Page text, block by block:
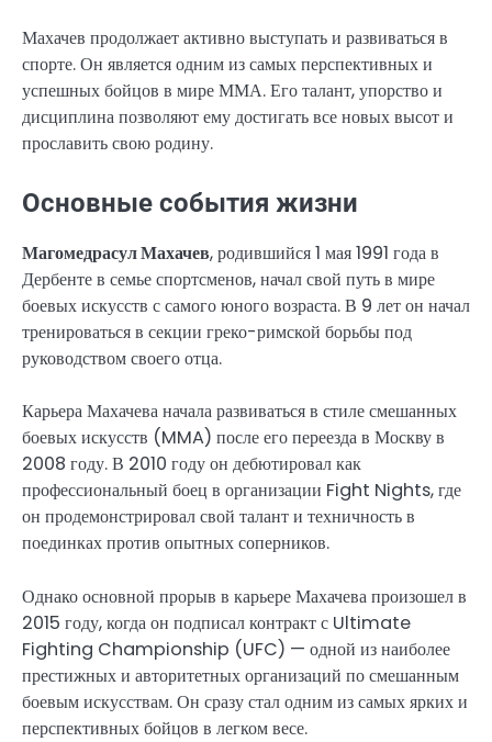
Махачев продолжает активно выступать и развиваться в
спорте. Он является одним из самых перспективных и
успешных бойцов в мире ММА. Его талант, упорство и
дисциплина позволяют ему достигать все новых высот и
прославить свою родину.
Основные события жизни
Магомедрасул Махачев, родившийся 1 мая 1991 года в
Дербенте в семье спортсменов, начал свой путь в мире
боевых искусств с самого юного возраста. В 9 лет он начал
тренироваться в секции греко-римской борьбы под
руководством своего отца.
Карьера Махачева начала развиваться в стиле смешанных
боевых искусств (MMA) после его переезда в Москву в
2008 году. В 2010 году он дебютировал как
профессиональный боец в организации Fight Nights, где
он продемонстрировал свой талант и техничность в
поединках против опытных соперников.
Однако основной прорыв в карьере Махачева произошел в
2015 году, когда он подписал контракт с Ultimate
Fighting Championship (UFC) — одной из наиболее
престижных и авторитетных организаций по смешанным
боевым искусствам. Он сразу стал одним из самых ярких и
перспективных бойцов в легком весе.